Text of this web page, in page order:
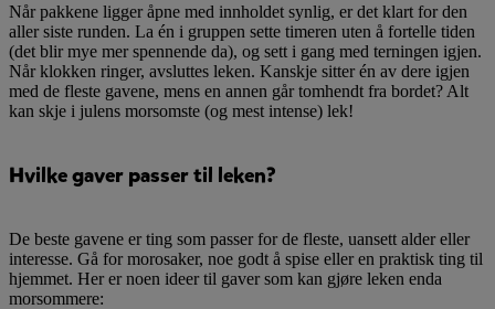
Når pakkene ligger åpne med innholdet synlig, er det klart for den
aller siste runden. La én i gruppen sette timeren uten å fortelle tiden
(det blir mye mer spennende da), og sett i gang med terningen igjen.
Når klokken ringer, avsluttes leken. Kanskje sitter én av dere igjen
med de fleste gavene, mens en annen går tomhendt fra bordet? Alt
kan skje i julens morsomste (og mest intense) lek!
Hvilke gaver passer til leken?
De beste gavene er ting som passer for de fleste, uansett alder eller
interesse. Gå for morosaker, noe godt å spise eller en praktisk ting til
hjemmet. Her er noen ideer til gaver som kan gjøre leken enda
morsommere: